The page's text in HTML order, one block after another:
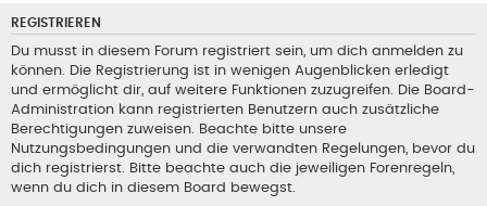
REGISTRIEREN
Du musst in diesem Forum registriert sein, um dich anmelden zu
können. Die Registrierung ist in wenigen Augenblicken erledigt
und ermöglicht dir, auf weitere Funktionen zuzugreifen. Die Board-
Administration kann registrierten Benutzern auch zusätzliche
Berechtigungen zuweisen. Beachte bitte unsere
Nutzungsbedingungen und die verwandten Regelungen, bevor du
dich registrierst. Bitte beachte auch die jeweiligen Forenregeln,
wenn du dich in diesem Board bewegst.